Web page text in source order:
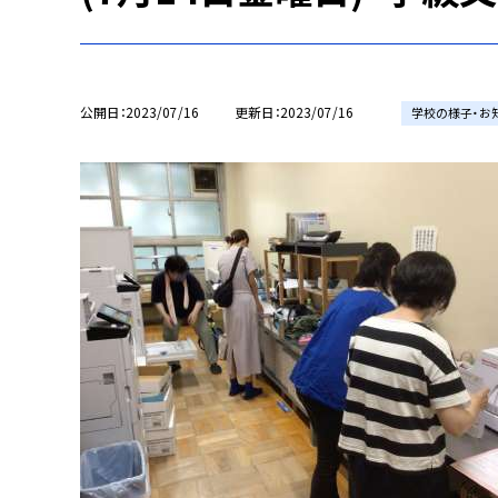
公開日 2023/07/16 更新日 2023/07/16 学校の様子・お